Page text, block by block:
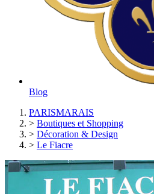
Blog
PARISMARAIS
> Boutiques et Shopping
> Décoration & Design
> Le Fiacre